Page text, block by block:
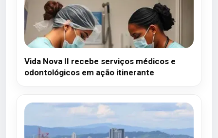
Vida Nova II recebe serviços médicos e
odontológicos em ação itinerante